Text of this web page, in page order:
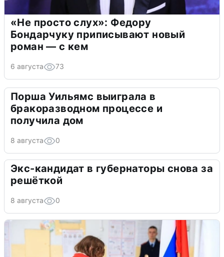
«Не просто слух»: Федору
Бондарчуку приписывают новый
роман — с кем
6 августа 73
Порша Уильямс выиграла в
бракоразводном процессе и
получила дом
8 августа 0
Экс-кандидат в губернаторы снова за
решёткой
8 августа 0